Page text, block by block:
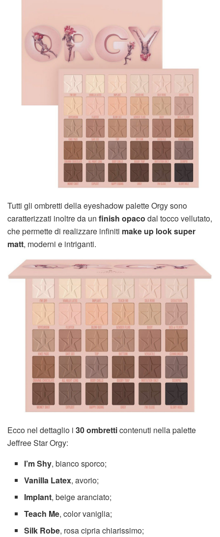
Tutti gli ombretti della eyeshadow palette Orgy sono
caratterizzati inoltre da un finish opaco dal tocco vellutato,
che permette di realizzare infiniti make up look super
matt, moderni e intriganti.
Ecco nel dettaglio i 30 ombretticontenuti nella palette
Jeffree Star Orgy:
I’m Shy, bianco sporco;
Vanilla Latex, avorio;
Implant, beige aranciato;
Teach Me, color vaniglia;
Silk Robe, rosa cipria chiarissimo;